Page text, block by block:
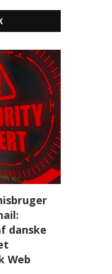
danske
Web
Wins”
slår fast:
som